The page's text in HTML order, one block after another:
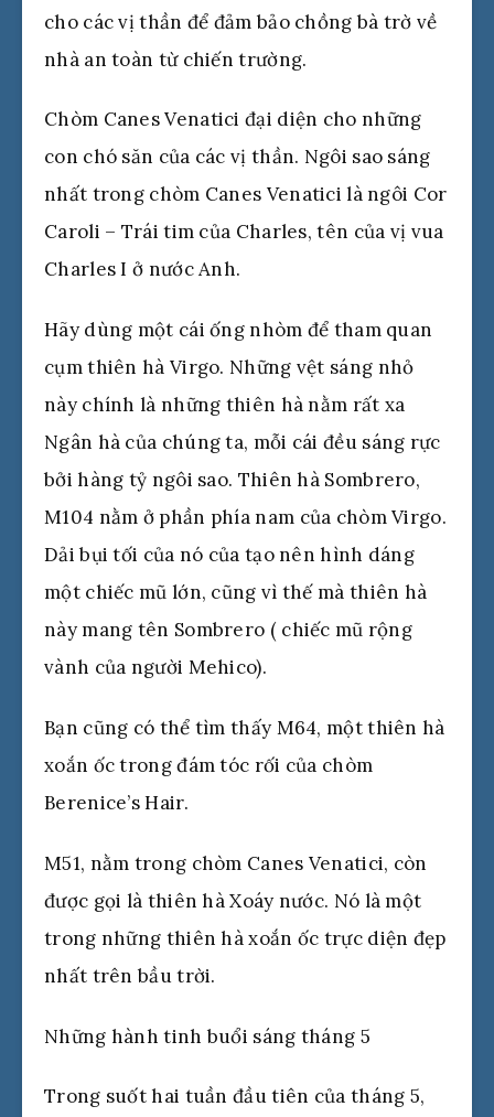
cho các vị thần để đảm bảo chồng bà trờ về
nhà an toàn từ chiến trường.
Chòm Canes Venatici đại diện cho những
con chó săn của các vị thần. Ngôi sao sáng
nhất trong chòm Canes Venatici là ngôi Cor
Caroli – Trái tim của Charles, tên của vị vua
Charles I ở nước Anh.
Hãy dùng một cái ống nhòm để tham quan
cụm thiên hà Virgo. Những vệt sáng nhỏ
này chính là những thiên hà nằm rất xa
Ngân hà của chúng ta, mỗi cái đều sáng rực
bởi hàng tỷ ngôi sao. Thiên hà Sombrero,
M104 nằm ở phần phía nam của chòm Virgo.
Dải bụi tối của nó của tạo nên hình dáng
một chiếc mũ lớn, cũng vì thế mà thiên hà
này mang tên Sombrero ( chiếc mũ rộng
vành của người Mehico).
Bạn cũng có thể tìm thấy M64, một thiên hà
xoắn ốc trong đám tóc rối của chòm
Berenice’s Hair.
M51, nằm trong chòm Canes Venatici, còn
được gọi là thiên hà Xoáy nước. Nó là một
trong những thiên hà xoắn ốc trực diện đẹp
nhất trên bầu trời.
Những hành tinh buổi sáng tháng 5
Trong suốt hai tuần đầu tiên của tháng 5,